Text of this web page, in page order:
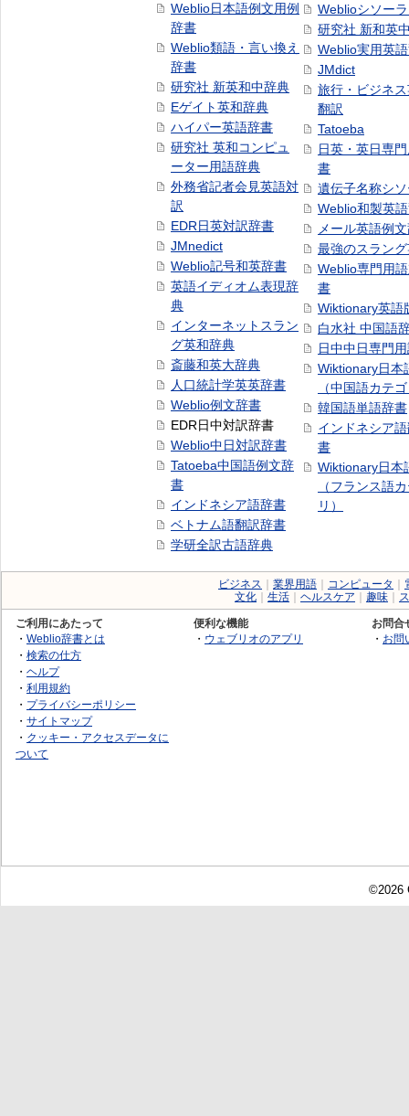
Weblio日本語例文用例
辞書
Weblio類語・言い換え
辞書
研究社 新英和中辞典
Eゲイト英和辞典
ハイパー英語辞書
研究社 英和コンピュ
ーター用語辞典
外務省記者会見英語対
訳
EDR日英対訳辞書
JMnedict
Weblio記号和英辞書
英語イディオム表現辞
典
インターネットスラン
グ英和辞典
斎藤和英大辞典
人口統計学英英辞書
Weblio例文辞書
EDR日中対訳辞書
Weblio中日対訳辞書
Tatoeba中国語例文辞
書
インドネシア語辞書
ベトナム語翻訳辞書
学研全訳古語辞典
Weblioシソー
研究社 新和英
Weblio実用英
JMdict
旅行・ビジネ
翻訳
Tatoeba
日英・英日専
書
遺伝子名称シ
Weblio和製英
メール英語例
最強のスラン
Weblio専門用
書
Wiktionary英語
白水社 中国語
日中中日専門
Wiktionary日本
（中国語カテ
韓国語単語辞書
インドネシア
書
Wiktionary日本
（フランス語
リ）
ビジネス 業界用語 コンピュータ
文化
生活 ヘルスケア 趣味
ご利用にあたって
・ Weblio辞書とは
・ 検索の仕方
・ ヘルプ
・ 利用規約
・ プライバシーポリシー
・ サイトマップ
・ クッキー・アクセスデータに
ついて
便利な機能
・ ウェブリオのアプリ
お問合
・ お問
©2026